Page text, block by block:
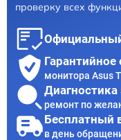
проверку всех
монитора Asus
Диагностика
ремонт по
Бесплатный
в день